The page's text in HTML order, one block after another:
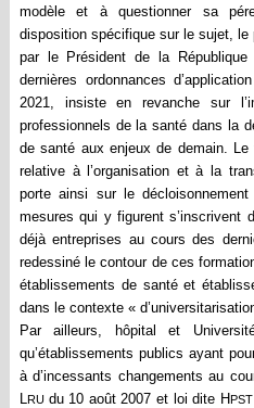
modèle et à questionner sa
disposition spécifique sur le sujet, le
par le Président de la
dernières ordonnances
2021, insiste en revanche sur
professionnels de la santé dans la
de santé aux enjeux de demain. Le
relative à l’organisation et à la
porte ainsi sur le
mesures qui y figurent s’inscrivent
déjà entreprises au cours des
redessiné le contour de ces
établissements de santé et
dans le contexte «
Par ailleurs, hôpital et
qu’établissements publics ayant
à d’incessants changements au
L RU du 10 août 2007 et loi dite HPST